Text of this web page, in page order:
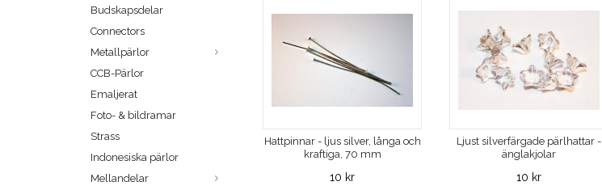
Budskapsdelar
Connectors
Metallpärlor
CCB-Pärlor
Emaljerat
Foto- & bildramar
Strass
Indonesiska pärlor
Mellandelar
Hattpinnar - ljus silver, långa och
kraftiga, 70 mm
10 kr
Ljust silverfärgade pärlhattar -
änglakjolar
10 kr